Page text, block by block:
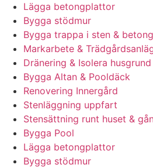
Lägga betongplattor
Bygga stödmur
Bygga trappa i sten & betong
Markarbete &
Dränering & Isolera
Bygga Altan & Pooldäck
Renovering Innergård
Stenläggning uppfart
Stensättning runt huset &
Bygga Pool
Lägga betongplattor
Bygga stödmur